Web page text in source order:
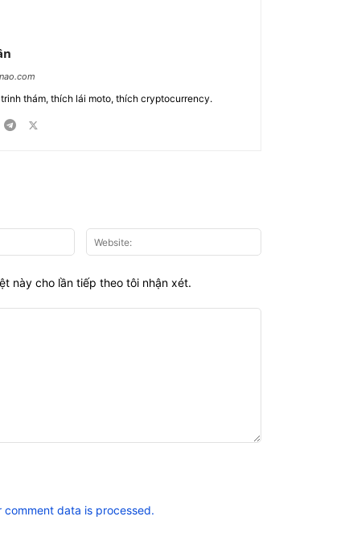
thám, thích lái moto, thích cryptocurrency.
Email:*
này cho lần tiếp theo tôi nhận xét.
comment data is processed.